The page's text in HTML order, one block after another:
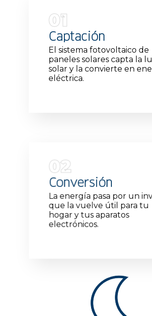
01
Captación
El sistema fotovoltaico de
paneles solares capta la
solar y la convierte en
eléctrica.
02
Conversión
La energía pasa por un
que la vuelve útil para tu
hogar y tus aparatos
electrónicos.